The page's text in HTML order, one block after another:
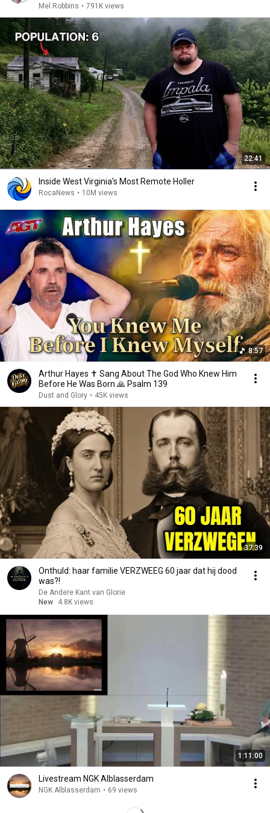
Mel Robbins • 791K views
22:41
Inside West Virginia's Most Remote Holler
RocaNews • 10M views
8:57
Arthur Hayes ✝️ Sang About The God Who Knew Him
Before He Was Born 🙏 Psalm 139
Dust and Glory • 45K views
37:39
Onthuld: haar familie VERZWEEG 60 jaar dat hij dood
was?!
De Andere Kant van Glorie
New
4.8K views
1:11:00
Livestream NGK Alblasserdam
NGK Alblasserdam • 69 views